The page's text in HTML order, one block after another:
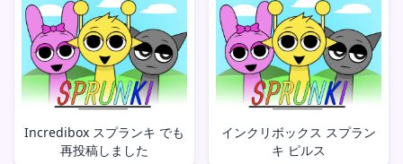
Incredibox スプランキ でも
再投稿しました
インクリボックス スプラン
キ ピルス